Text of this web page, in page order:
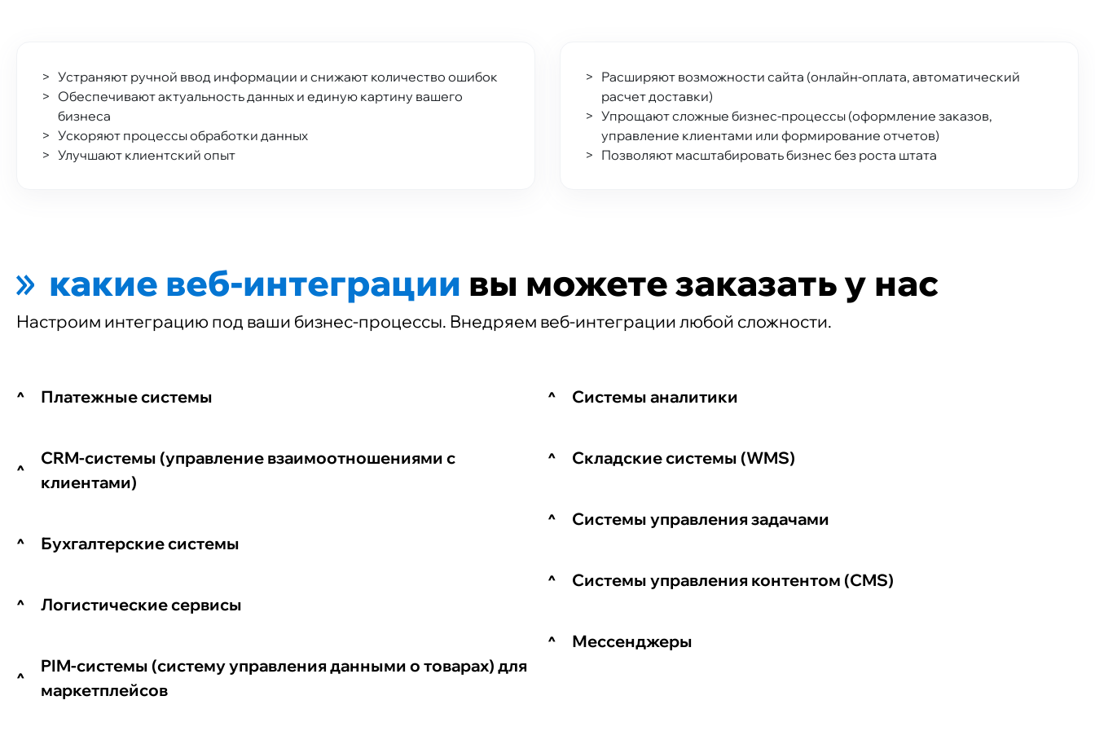
Устраняют ручной ввод информации и снижают количество ошибок
Обеспечивают актуальность данных и единую картину вашего
бизнеса
Ускоряют процессы обработки данных
Улучшают клиентский опыт
Расширяют возможности сайта (онлайн-оплата, автоматический
расчет доставки)
Упрощают сложные бизнес-процессы (оформление заказов,
управление клиентами или формирование отчетов)
Позволяют масштабировать бизнес без роста штата
какие веб-интеграции вы можете заказать у нас
Настроим интеграцию под ваши бизнес-процессы. Внедряем веб-интеграции любой сложности.
Платежные системы
CRM-системы (управление взаимоотношениями с
клиентами)
Бухгалтерские системы
Логистические сервисы
PIM-системы (систему управления данными о товарах) для
маркетплейсов
Системы аналитики
Складские системы (WMS)
Системы управления задачами
Системы управления контентом (CMS)
Мессенджеры